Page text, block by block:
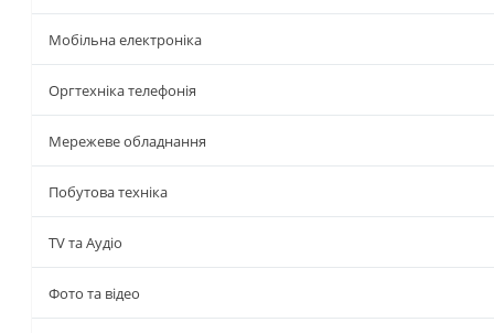
Мобільна електроніка
Оргтехніка телефонія
Мережеве обладнання
Побутова техніка
TV та Аудіо
Фото та відео